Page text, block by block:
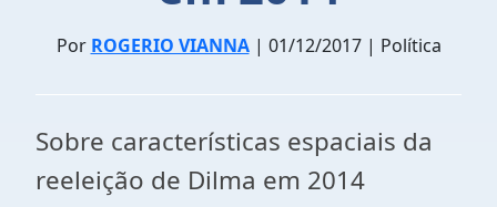
Por ROGERIO VIANNA| 01/12/2017 | Política
Sobre características espaciais da
reeleição de Dilma em 2014